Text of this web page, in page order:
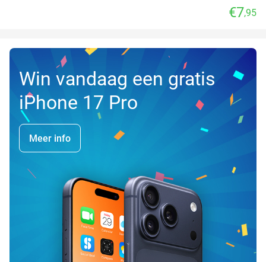
€7,95
Win vandaag een gratis
iPhone 17 Pro
Meer info